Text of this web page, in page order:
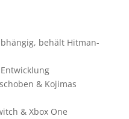
behält Hitman-
& Kojimas
& Xbox One